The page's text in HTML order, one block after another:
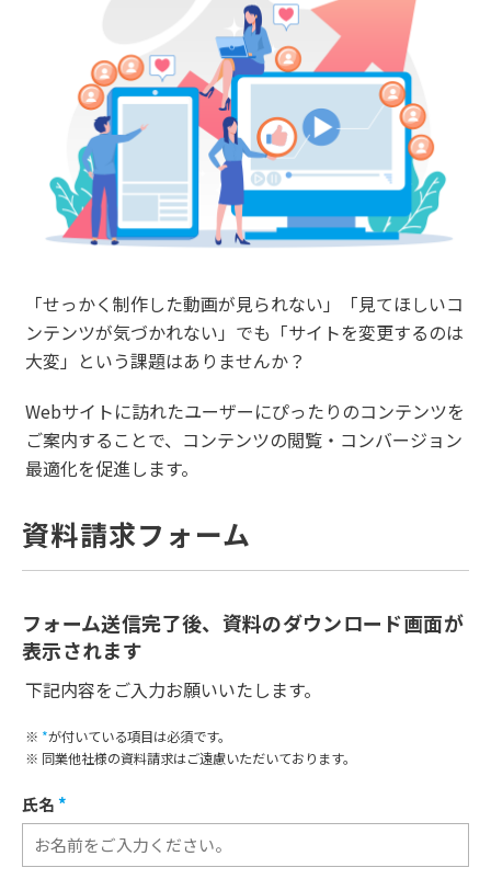
「せっかく制作した動画が見られない」「見てほしいコ
ンテンツが気づかれない」でも「サイトを変更するのは
大変」という課題はありませんか？
Webサイトに訪れたユーザーにぴったりのコンテンツを
ご案内することで、コンテンツの閲覧・コンバージョン
最適化を促進します。
資料請求フォーム
フォーム送信完了後、資料のダウンロード画面が
表示されます
下記内容をご入力お願いいたします。
※ *が付いている項目は必須です。
※ 同業他社様の資料請求はご遠慮いただいております。
氏名*